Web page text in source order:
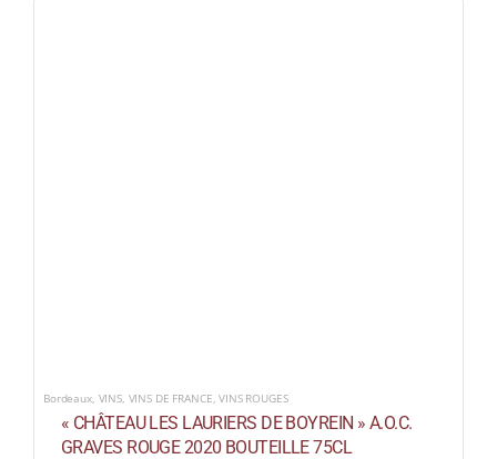
Bordeaux, VINS, VINS DE FRANCE,VINS ROUGES
« CHÂTEAU LES LAURIERS DE BOYREIN » A.O.C.
GRAVES ROUGE 2020 BOUTEILLE 75CL